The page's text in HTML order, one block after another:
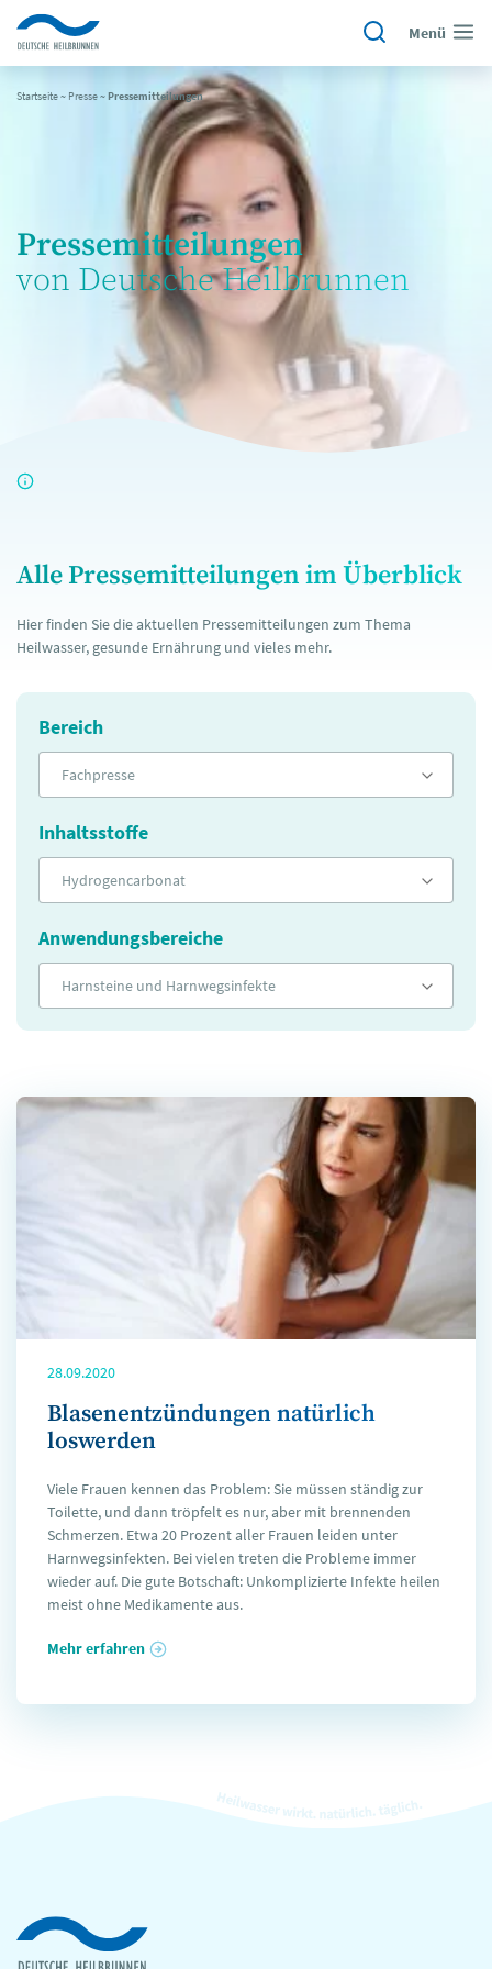
Menü
Startseite~ Presse~Pressemitteilungen
Pressemitteilungen
von Deutsche Heilbrunnen
Alle Pressemitteilungen im Überblick
Hier finden Sie die aktuellen Pressemitteilungen zum Thema
Heilwasser, gesunde Ernährung und vieles mehr.
Bereich
Fachpresse
Inhaltsstoffe
Hydrogencarbonat
Anwendungsbereiche
Harnsteine und Harnwegsinfekte
28.09.2020
Blasenentzündungen natürlich
loswerden
Viele Frauen kennen das Problem: Sie müssen ständig zur
Toilette, und dann tröpfelt es nur, aber mit brennenden
Schmerzen. Etwa 20 Prozent aller Frauen leiden unter
Harnwegsinfekten. Bei vielen treten die Probleme immer
wieder auf. Die gute Botschaft: Unkomplizierte Infekte heilen
meist ohne Medikamente aus.
Mehr erfahren